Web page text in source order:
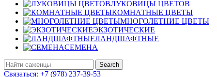
ЛУКОВИЦЫ ЦВЕТОВ
КОМНАТНЫЕ ЦВЕТЫ
МНОГОЛЕТНИЕ ЦВЕТЫ
ЭКЗОТИЧЕСКИЕ
ЛАНДШАФТНЫЕ
СЕМЕНА
Search
Связаться: +7 (978) 237-39-53